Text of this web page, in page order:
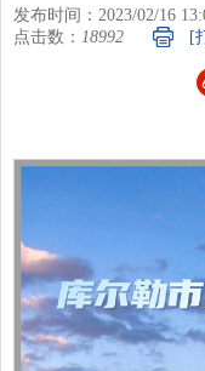
发布时间：2023/02/16
点击数： 18992 [